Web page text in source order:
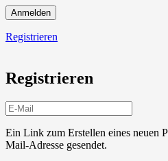
Anmelden
Registrieren
Registrieren
Ein Link zum Erstellen eines neuen
Mail-Adresse gesendet.